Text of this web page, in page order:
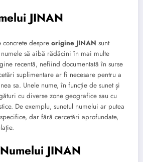
JINAN
despre origine JINAN sunt
să aibă rădăcini în mai multe
recentă, nefiind documentată în surse
suplimentare ar fi necesare pentru a
sa. Unele nume, în funcție de sunet și
cu diverse zone geografice sau cu
De exemplu, sunetul numelui ar putea
dar fără cercetări aprofundate,
JINAN